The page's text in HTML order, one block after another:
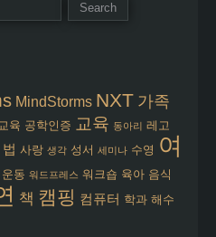
MindStorms NXT 가족
육 공학인증 교육 동아리 레고
법 사랑 생각 성서 세미나 수영 여
운동 워드프레스 워크숍 육아 음식
책 캠핑 컴퓨터 학과 해수